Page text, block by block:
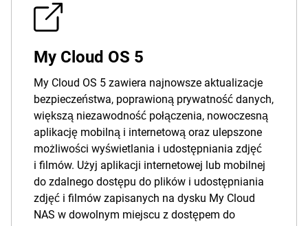
My Cloud OS 5
My Cloud OS 5 zawiera najnowsze aktualizacje
bezpieczeństwa, poprawioną prywatność danych,
większą niezawodność połączenia, nowoczesną
aplikację mobilną i internetową oraz ulepszone
możliwości wyświetlania i udostępniania zdjęć
i filmów. Użyj aplikacji internetowej lub mobilnej
do zdalnego dostępu do plików i udostępniania
zdjęć i filmów zapisanych na dysku My Cloud
NAS w dowolnym miejscu z dostępem do